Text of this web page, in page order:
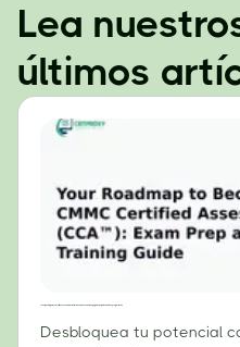
Lea
últimos
Desbloquea tu potencial